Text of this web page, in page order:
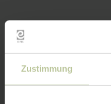
Zustimmung